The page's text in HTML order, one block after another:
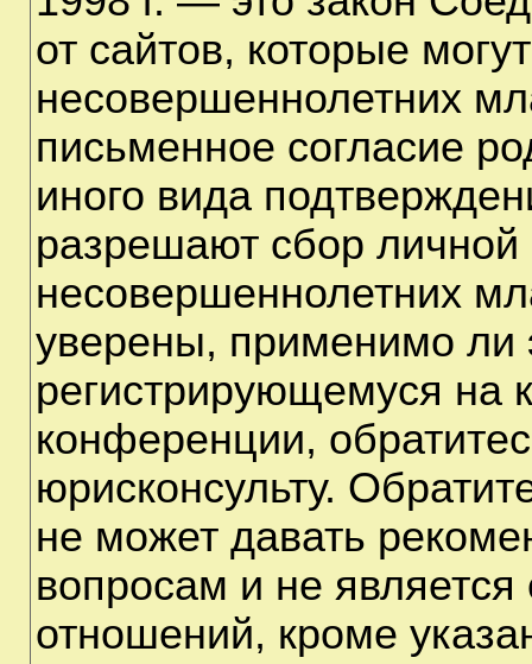
от сайтов, которые
несовершеннолетних
письменное согласие
иного вида
разрешают сбор
несовершеннолетних
уверены, применимо ли
регистрирующемуся на
конференции,
юрисконсульту.
не может давать
вопросам и не
отношений, кроме